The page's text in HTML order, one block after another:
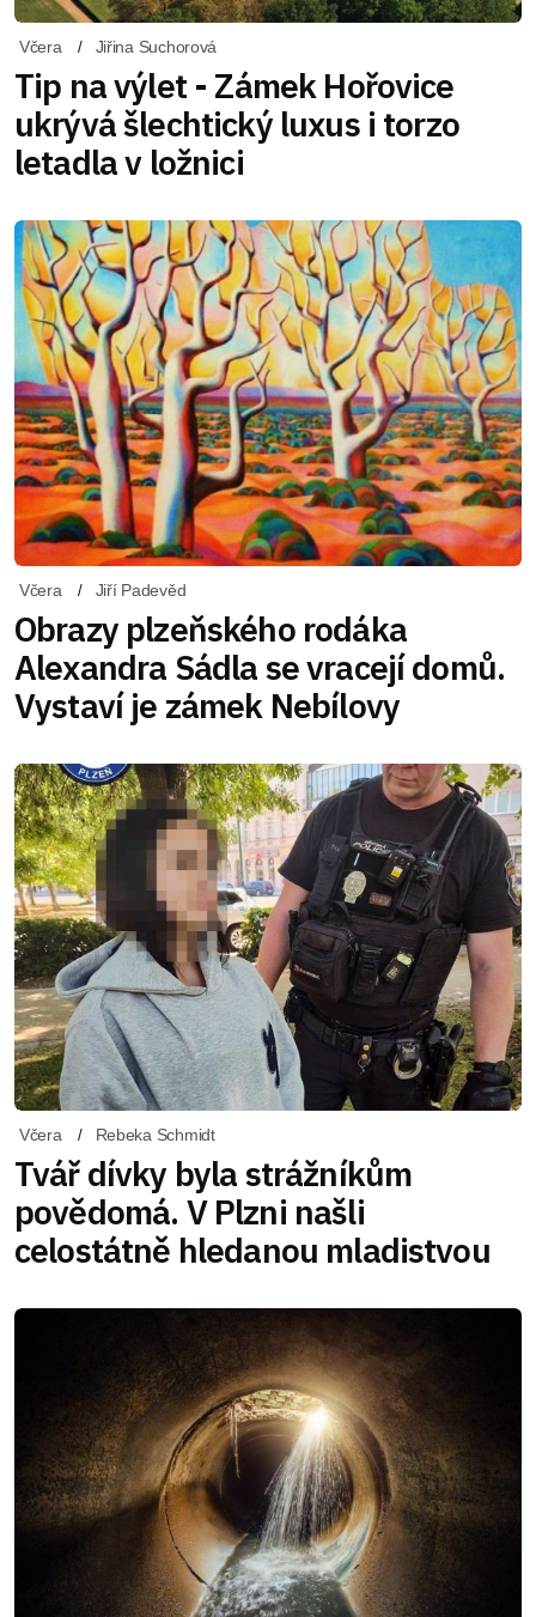
Včera Jiřina Suchorová
Tip na výlet - Zámek Hořovice
ukrývá šlechtický luxus i torzo
letadla v ložnici
Včera Jiří Padevěd
Obrazy plzeňského rodáka
Alexandra Sádla se vracejí domů.
Vystaví je zámek Nebílovy
Včera Rebeka Schmidt
Tvář dívky byla strážníkům
povědomá. V Plzni našli
celostátně hledanou mladistvou